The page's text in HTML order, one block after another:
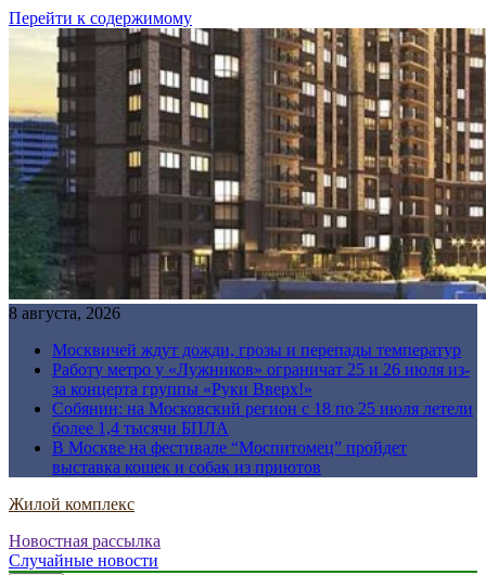
Перейти к содержимому
8 августа, 2026
Москвичей ждут дожди, грозы и перепады температур
Работу метро у «Лужников» ограничат 25 и 26 июля из-
за концерта группы «Руки Вверх!»
Собянин: на Московский регион с 18 по 25 июля летели
более 1,4 тысячи БПЛА
В Москве на фестивале “Моспитомец” пройдет
выставка кошек и собак из приютов
Жилой комплекс
Новостная рассылка
Случайные новости